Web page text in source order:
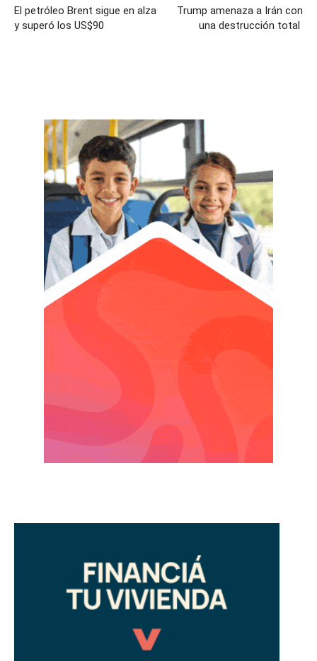
El petróleo Brent sigue en alza
y superó los US$90
Trump amenaza a Irán con
una destrucción total